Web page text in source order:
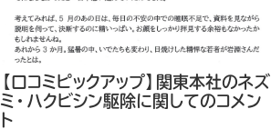
【口コミピックアップ】関東本社のネズ
ミ・ハクビシン駆除に関してのコメン
ト